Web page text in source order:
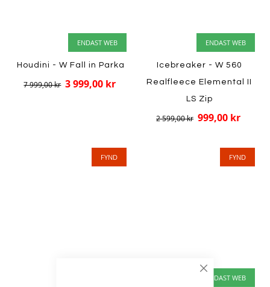
Stäng
ENDAST WEB
Houdini - W Fall in Parka
7 999,00 kr 3 999,00 kr
ENDAST WEB
Icebreaker - W 560
Realfleece Elemental II
LS Zip
2 599,00 kr 999,00 kr
FYND FYND
ENDAST WEB